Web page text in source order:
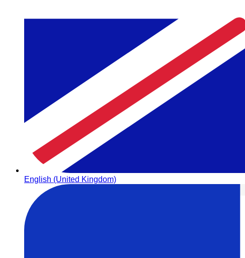
English (United Kingdom)